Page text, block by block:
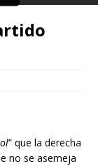
” que la derecha
no se asemeja